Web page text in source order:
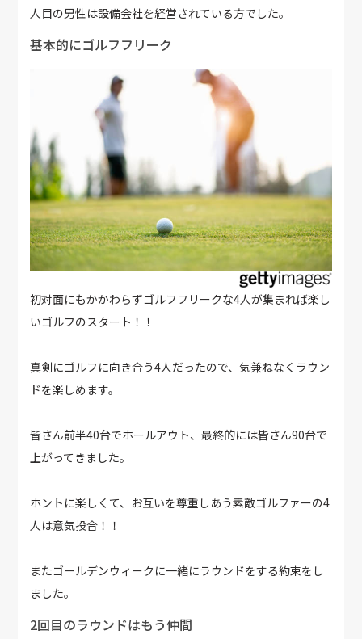
人目の男性は設備会社を経営されている方でした。
基本的にゴルフフリーク
初対面にもかかわらずゴルフフリークな4人が集まれば楽し
いゴルフのスタート！！
真剣にゴルフに向き合う4人だったので、気兼ねなくラウン
ドを楽しめます。
皆さん前半40台でホールアウト、最終的には皆さん90台で
上がってきました。
ホントに楽しくて、お互いを尊重しあう素敵ゴルファーの4
人は意気投合！！
またゴールデンウィークに一緒にラウンドをする約束をし
ました。
2回目のラウンドはもう仲間